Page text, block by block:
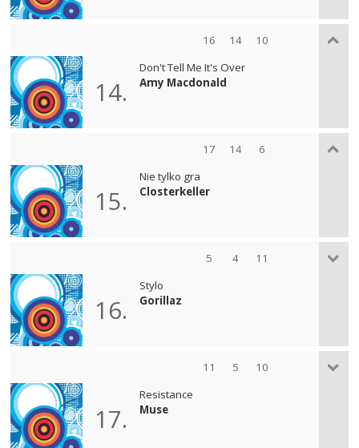
16 14 10
14.
Don't Tell Me It's Over
Amy Macdonald
17 14 6
15.
Nie tylko gra
Closterkeller
5 4 11
16.
Stylo
Gorillaz
11 5 10
17.
Resistance
Muse